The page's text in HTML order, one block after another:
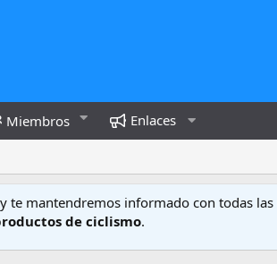
Miembros Enlaces
y te mantendremos informado con todas las
de ciclismo.